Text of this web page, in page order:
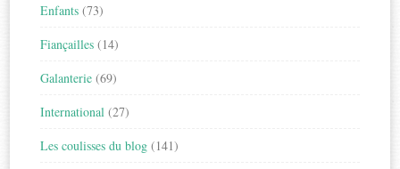
Enfants (73)
Fiançailles (14)
Galanterie (69)
International (27)
Les coulisses du blog (141)